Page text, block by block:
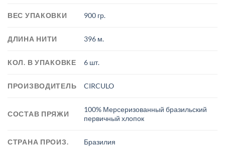
ВЕС УПАКОВКИ 900 гр.
ДЛИНА НИТИ 396 м.
КОЛ. В УПАКОВКЕ 6 шт.
ПРОИЗВОДИТЕЛЬ CIRCULO
СОСТАВ ПРЯЖИ
100% Мерсеризованный бразильский
первичный хлопок
СТРАНА ПРОИЗ. Бразилия